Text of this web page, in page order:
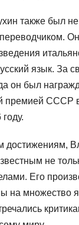
также был не
Он
язык. За
он был
премией СССР
достижениям,
не
Его
на множество